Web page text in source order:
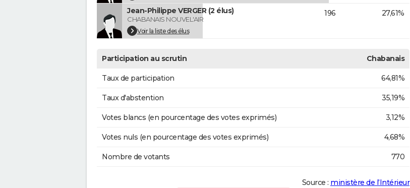
Jean-Philippe VERGER (2 élus)
CHABANAIS NOUVEL'AIR
Voir la liste des élus
196 27,61%
Participation au scrutin Chabanais
Taux de participation 64,81%
Taux d'abstention 35,19%
Votes blancs (en pourcentage des votes exprimés) 3,12%
Votes nuls (en pourcentage des votes exprimés) 4,68%
Nombre de votants 770
Source : ministère de l’Intérieur